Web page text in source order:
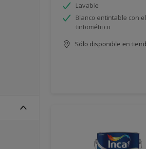
Lavable
Blanco entintable con
tintométrico
Sólo disponible en